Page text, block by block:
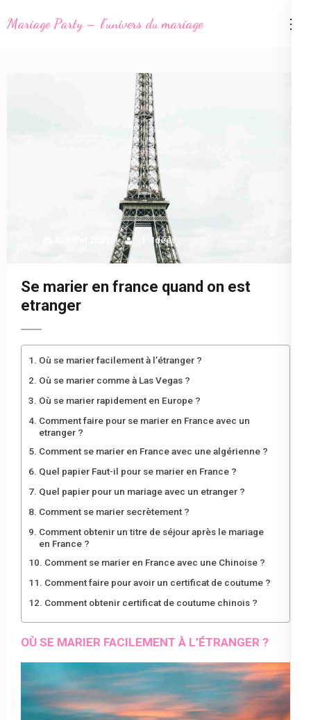
auMariage Party – l'univers du mariage
Idées
Se marier en france quand on est
etranger
Où se marier facilement à l’étranger ?
Où se marier comme à Las Vegas ?
Où se marier rapidement en Europe ?
Comment faire pour se marier en France avec un
etranger ?
Comment se marier en France avec une algérienne ?
Quel papier Faut-il pour se marier en France ?
Quel papier pour un mariage avec un etranger ?
Comment se marier secrètement ?
Comment obtenir un titre de séjour après le mariage
en France ?
Comment se marier en France avec une Chinoise ?
Comment faire pour avoir un certificat de coutume ?
Comment obtenir certificat de coutume chinois ?
OÙ SE MARIER FACILEMENT À L’ÉTRANGER ?